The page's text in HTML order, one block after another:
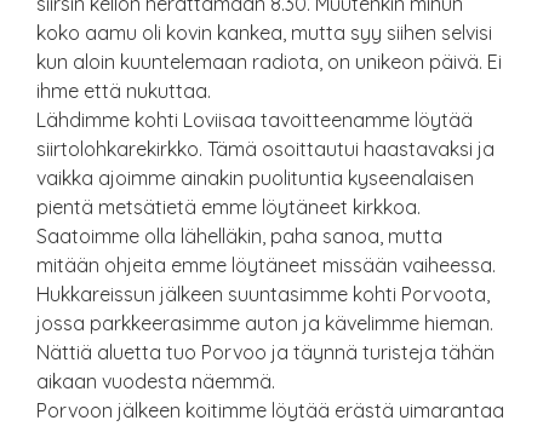
koko aamu oli kovin kankea, mutta syy siihen selvisi
kun aloin kuuntelemaan radiota, on unikeon päivä. Ei
ihme että nukuttaa.
Lähdimme kohti Loviisaa tavoitteenamme löytää
siirtolohkarekirkko. Tämä osoittautui haastavaksi ja
vaikka ajoimme ainakin puolituntia kyseenalaisen
pientä metsätietä emme löytäneet kirkkoa.
Saatoimme olla lähelläkin, paha sanoa, mutta
mitään ohjeita emme löytäneet missään vaiheessa.
Hukkareissun jälkeen suuntasimme kohti Porvoota,
jossa parkkeerasimme auton ja kävelimme hieman.
Nättiä aluetta tuo Porvoo ja täynnä turisteja tähän
aikaan vuodesta näemmä.
Porvoon jälkeen koitimme löytää erästä uimarantaa